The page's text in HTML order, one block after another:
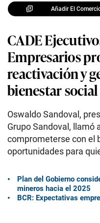
Añadir El
CADE
Empresarios
reactivación y
bienestar social
Oswaldo Sandoval,
Grupo Sandoval, llamó
comprometerse con el
oportunidades para
Plan del Gobierno
mineros hacia el 2025
BCR: Expectativas